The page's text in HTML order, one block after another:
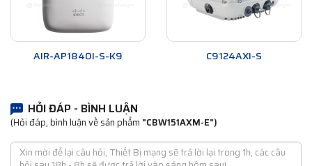
AIR-AP1840I-S-K9 C9124AXI-S
HỎI ĐÁP - BÌNH LUẬN
(Hỏi đáp, bình luận về sản phẩm "CBW151AXM-E")